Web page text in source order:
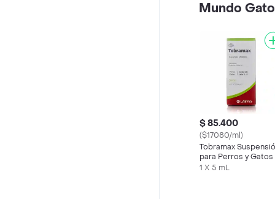
Mundo Gato
$ 85.400
($17080/ml)
Tobramax
para Perros y Gatos
mL)
1 X 5 mL